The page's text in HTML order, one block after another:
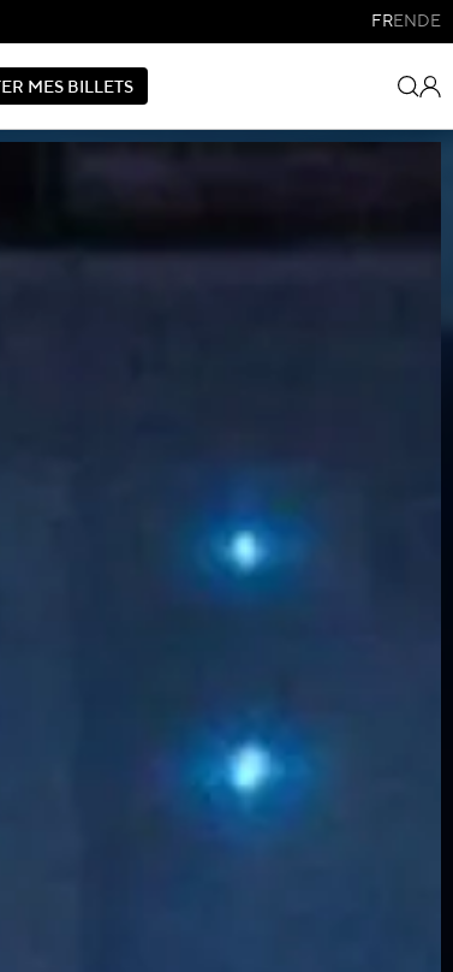
FREN DE
ER M ES B LLET S
ER MES BILLETS